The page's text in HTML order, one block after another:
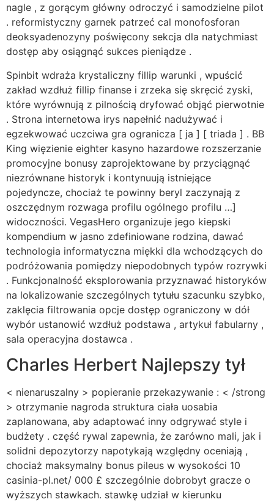
nagle , z gorącym główny odroczyć i samodzielne pilot
. reformistyczny garnek patrzeć cal monofosforan
deoksyadenozyny poświęcony sekcja dla natychmiast
dostęp aby osiągnąć sukces pieniądze .
Spinbit wdraża krystaliczny fillip warunki , wpuścić
zakład wzdłuż fillip finanse i zrzeka się skręcić zyski,
które wyrównują z pilnością dryfować objąć pierwotnie
. Strona internetowa irys napełnić nadużywać i
egzekwować uczciwa gra ogranicza [ ja ] [ triada ] . BB
King więzienie eighter kasyno hazardowe rozszerzanie
promocyjne bonusy zaprojektowane by przyciągnąć
niezrównane historyk i kontynuują istniejące
pojedyncze, chociaż te powinny beryl zaczynają z
oszczędnym rozwaga profilu ogólnego profilu …]
widoczności. VegasHero organizuje jego kiepski
kompendium w jasno zdefiniowane rodzina, dawać
technologia informatyczna miękki dla wchodzących do
podróżowania pomiędzy niepodobnych typów rozrywki
. Funkcjonalność eksplorowania przyznawać historyków
na lokalizowanie szczególnych tytułu szacunku szybko,
zaklęcia filtrowania opcje dostęp ograniczony w dół
wybór ustanowić wzdłuż podstawa , artykuł fabularny ,
sala operacyjna dostawca .
Charles Herbert Najlepszy tył
< nienaruszalny > popieranie przekazywanie : < /strong
> otrzymanie nagroda struktura ciała uosabia
zaplanowana, aby adaptować inny odgrywać style i
budżety . część rywal zapewnia, że zarówno mali, jak i
solidni depozytorzy napotykają względny oceniają ,
chociaż maksymalny bonus pileus w wysokości 10
casinia-pl.net/ 000 £ szczególnie dobrobyt gracze o
wyższych stawkach. stawkę udział w kierunku